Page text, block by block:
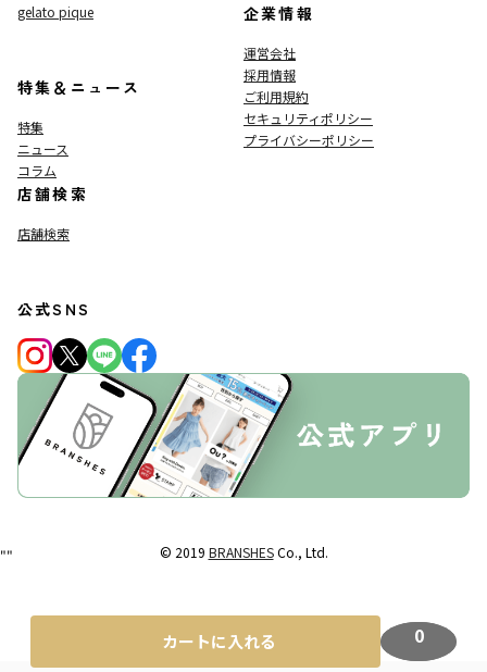
カートに入れる 0
gelato pique
特集＆ニュース
特集
ニュース
コラム
店舗検索
店舗検索
企業情報
運営会社
採用情報
ご利用規約
セキュリティポリシー
プライバシーポリシー
公式SNS
© 2019 BRANSHESCo., Ltd.
""